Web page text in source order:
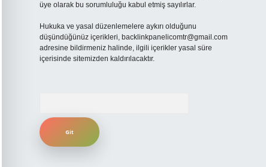
üye olarak bu sorumluluğu kabul etmiş sayılırlar.
Hukuka ve yasal düzenlemelere aykırı olduğunu
düşündüğünüz içerikleri, backlinkpanelicomtr@gmail.com
adresine bildirmeniz halinde, ilgili içerikler yasal süre
içerisinde sitemizden kaldırılacaktır.